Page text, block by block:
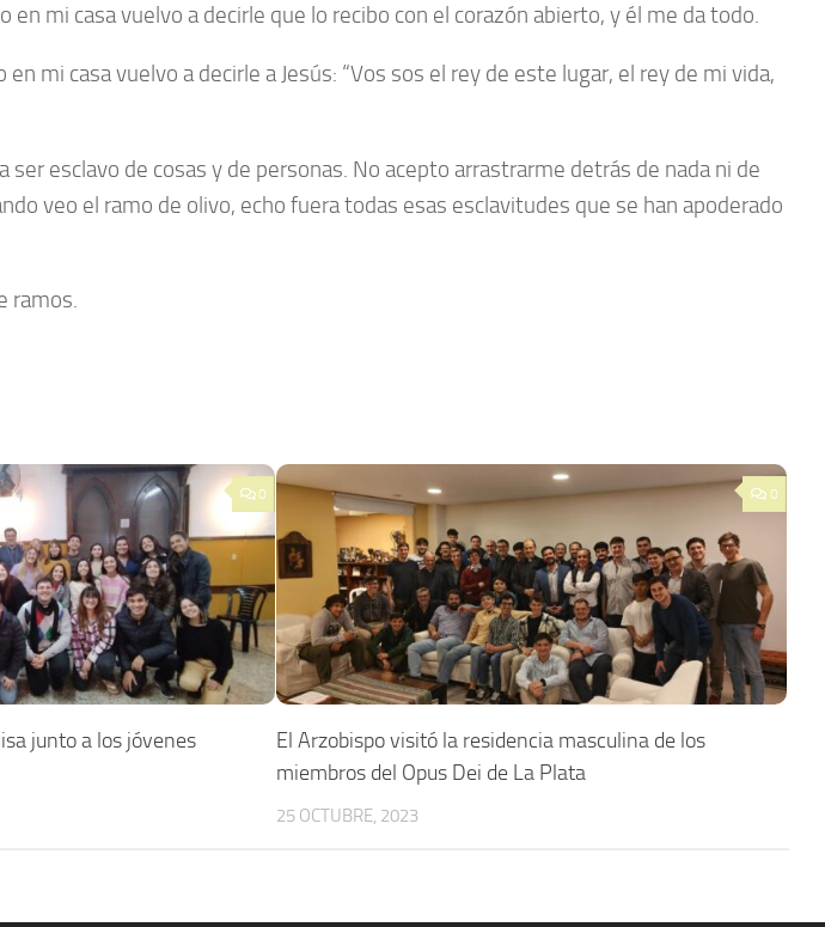
mi casa vuelvo a decirle que lo recibo con el corazón abierto, y él me da todo.
mi casa vuelvo a decirle a Jesús: “Vos sos el rey de este lugar, el rey de mi vida,
esclavo de cosas y de personas. No acepto arrastrarme detrás de nada ni de
veo el ramo de olivo, echo fuera todas esas esclavitudes que se han apoderado
ramos.
0
junto a los jóvenes
0
El Arzobispo visitó la residencia masculina de los
miembros del Opus Dei de La Plata
25 OCTUBRE, 2023